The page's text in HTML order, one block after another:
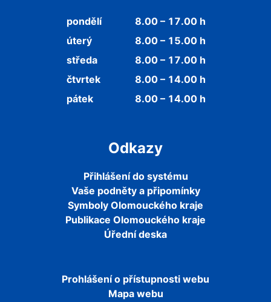
pondělí
8.00 – 17.00 h
úterý
8.00 – 15.00 h
středa
8.00 – 17.00 h
čtvrtek
8.00 – 14.00 h
pátek
8.00 – 14.00 h
Odkazy
Přihlášení do systému
Vaše podněty a připomínky
Symboly Olomouckého kraje
Publikace Olomouckého kraje
Úřední deska
Prohlášení o přístupnosti webu
Mapa webu